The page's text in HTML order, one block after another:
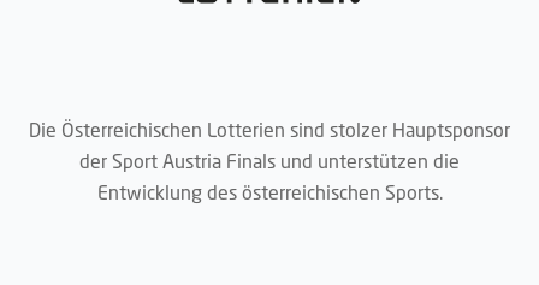
Die Österreichischen Lotterien sind stolzer Hauptsponsor
der Sport Austria Finals und unterstützen die
Entwicklung des österreichischen Sports.